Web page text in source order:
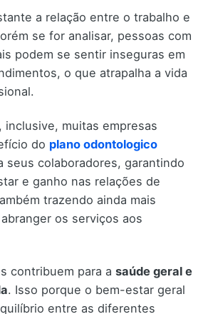
a relação entre o trabalho e
se for analisar, pessoas com
podem se sentir inseguras em
o que atrapalha a vida
inclusive, muitas empresas
do plano odontologico
seus colaboradores, garantindo
e ganho nas relações de
trazendo ainda mais
os serviços aos
contribuem para a saúde geral e
. Isso porque o bem-estar geral
entre as diferentes